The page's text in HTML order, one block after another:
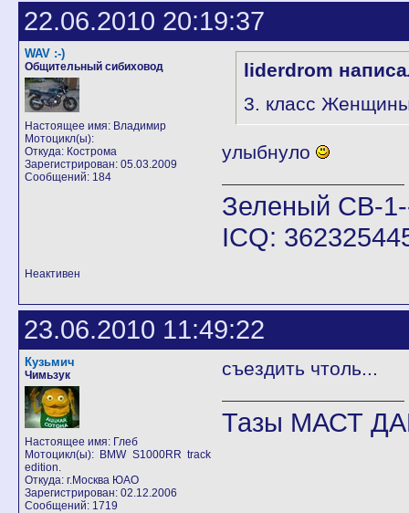
22.06.2010 20:19:37
WAV :-)
Общительный сибиховод
Настоящее имя: Владимир
Мотоцикл(ы):
Откуда: Кострома
Зарегистрирован: 05.03.2009
Сообщений: 184
liderdrom
3. класс
улыбнуло
Зеленый CB-
ICQ:
Неактивен
23.06.2010 11:49:22
Кузьмич
Чимьзук
Настоящее имя: Глеб
Мотоцикл(ы): BMW S1000RR track
edition.
Откуда: г.Москва ЮАО
Зарегистрирован: 02.12.2006
Сообщений: 1719
съездить чтоль...
Тазы МАСТ